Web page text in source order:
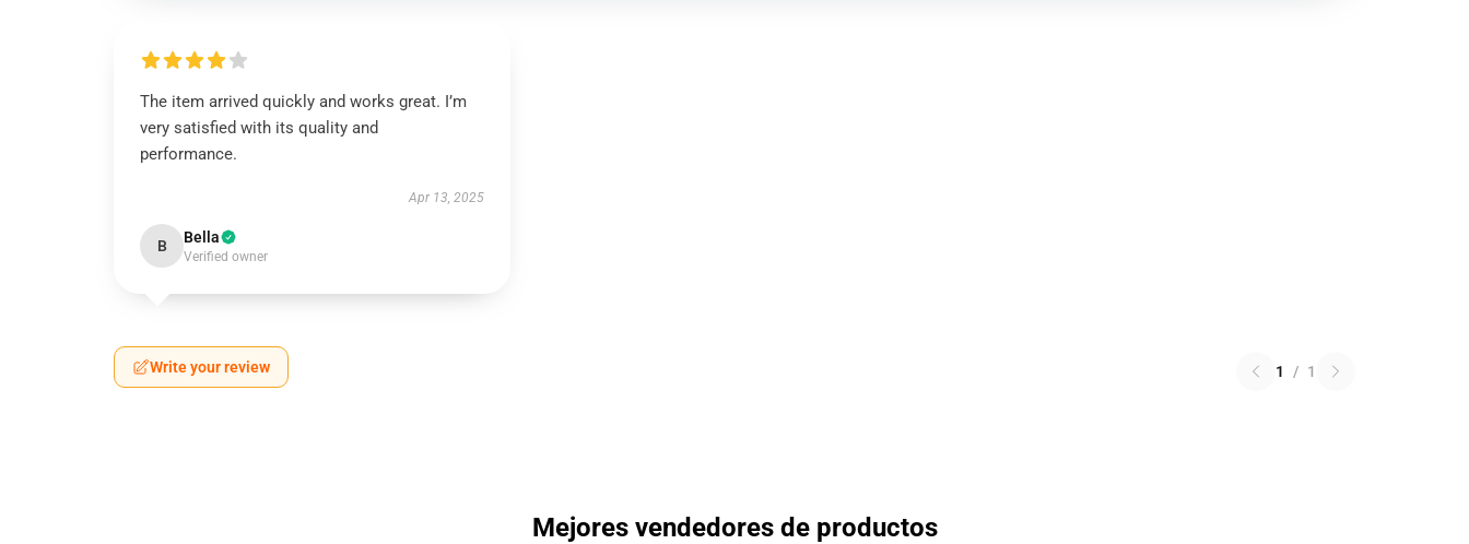
The item arrived quickly and works great. I’m
very satisfied with its quality and
performance.
Apr 13, 2025
B Bella
Verified owner
Write your review 1 / 1
Mejores vendedores de productos